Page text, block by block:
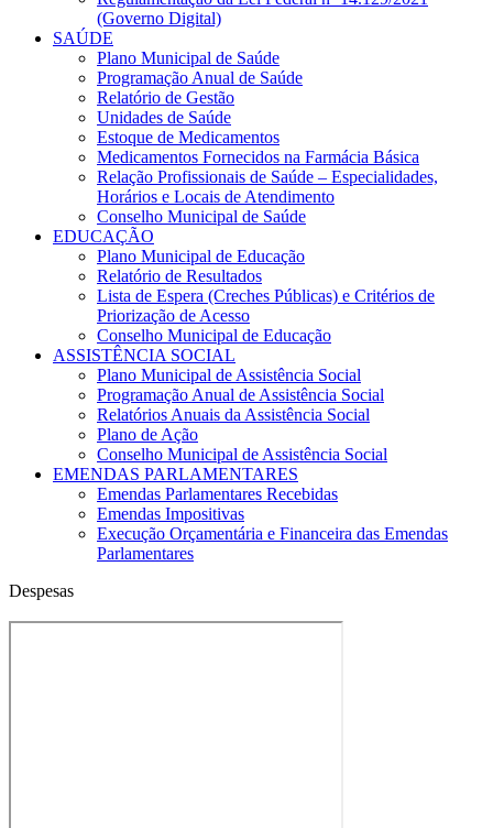
(Governo Digital)
SAÚDE
Plano Municipal de Saúde
Programação Anual de Saúde
Relatório de Gestão
Unidades de Saúde
Estoque de Medicamentos
Medicamentos Fornecidos na Farmácia Básica
Relação Profissionais de Saúde – Especialidades,
Horários e Locais de Atendimento
Conselho Municipal de Saúde
EDUCAÇÃO
Plano Municipal de Educação
Relatório de Resultados
Lista de Espera (Creches Públicas) e Critérios de
Priorização de Acesso
Conselho Municipal de Educação
ASSISTÊNCIA SOCIAL
Plano Municipal de Assistência Social
Programação Anual de Assistência Social
Relatórios Anuais da Assistência Social
Plano de Ação
Conselho Municipal de Assistência Social
EMENDAS PARLAMENTARES
Emendas Parlamentares Recebidas
Emendas Impositivas
Execução Orçamentária e Financeira das Emendas
Parlamentares
Despesas